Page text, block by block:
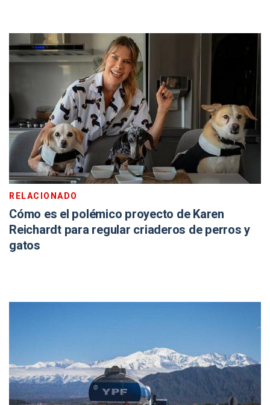
RELACIONADO
Cómo es el polémico proyecto de Karen
Reichardt para regular criaderos de perros y
gatos